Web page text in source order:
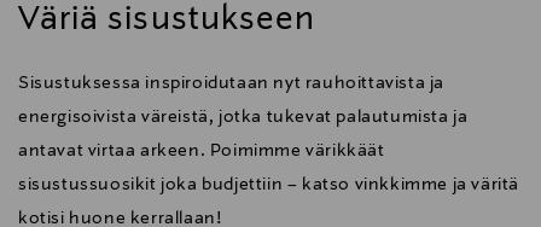
Väriä sisustukseen
Sisustuksessa inspiroidutaan nyt rauhoittavista ja
energisoivista väreistä, jotka tukevat palautumista ja
antavat virtaa arkeen. Poimimme värikkäät
sisustussuosikit joka budjettiin – katso vinkkimme ja väritä
kotisi huone kerrallaan!